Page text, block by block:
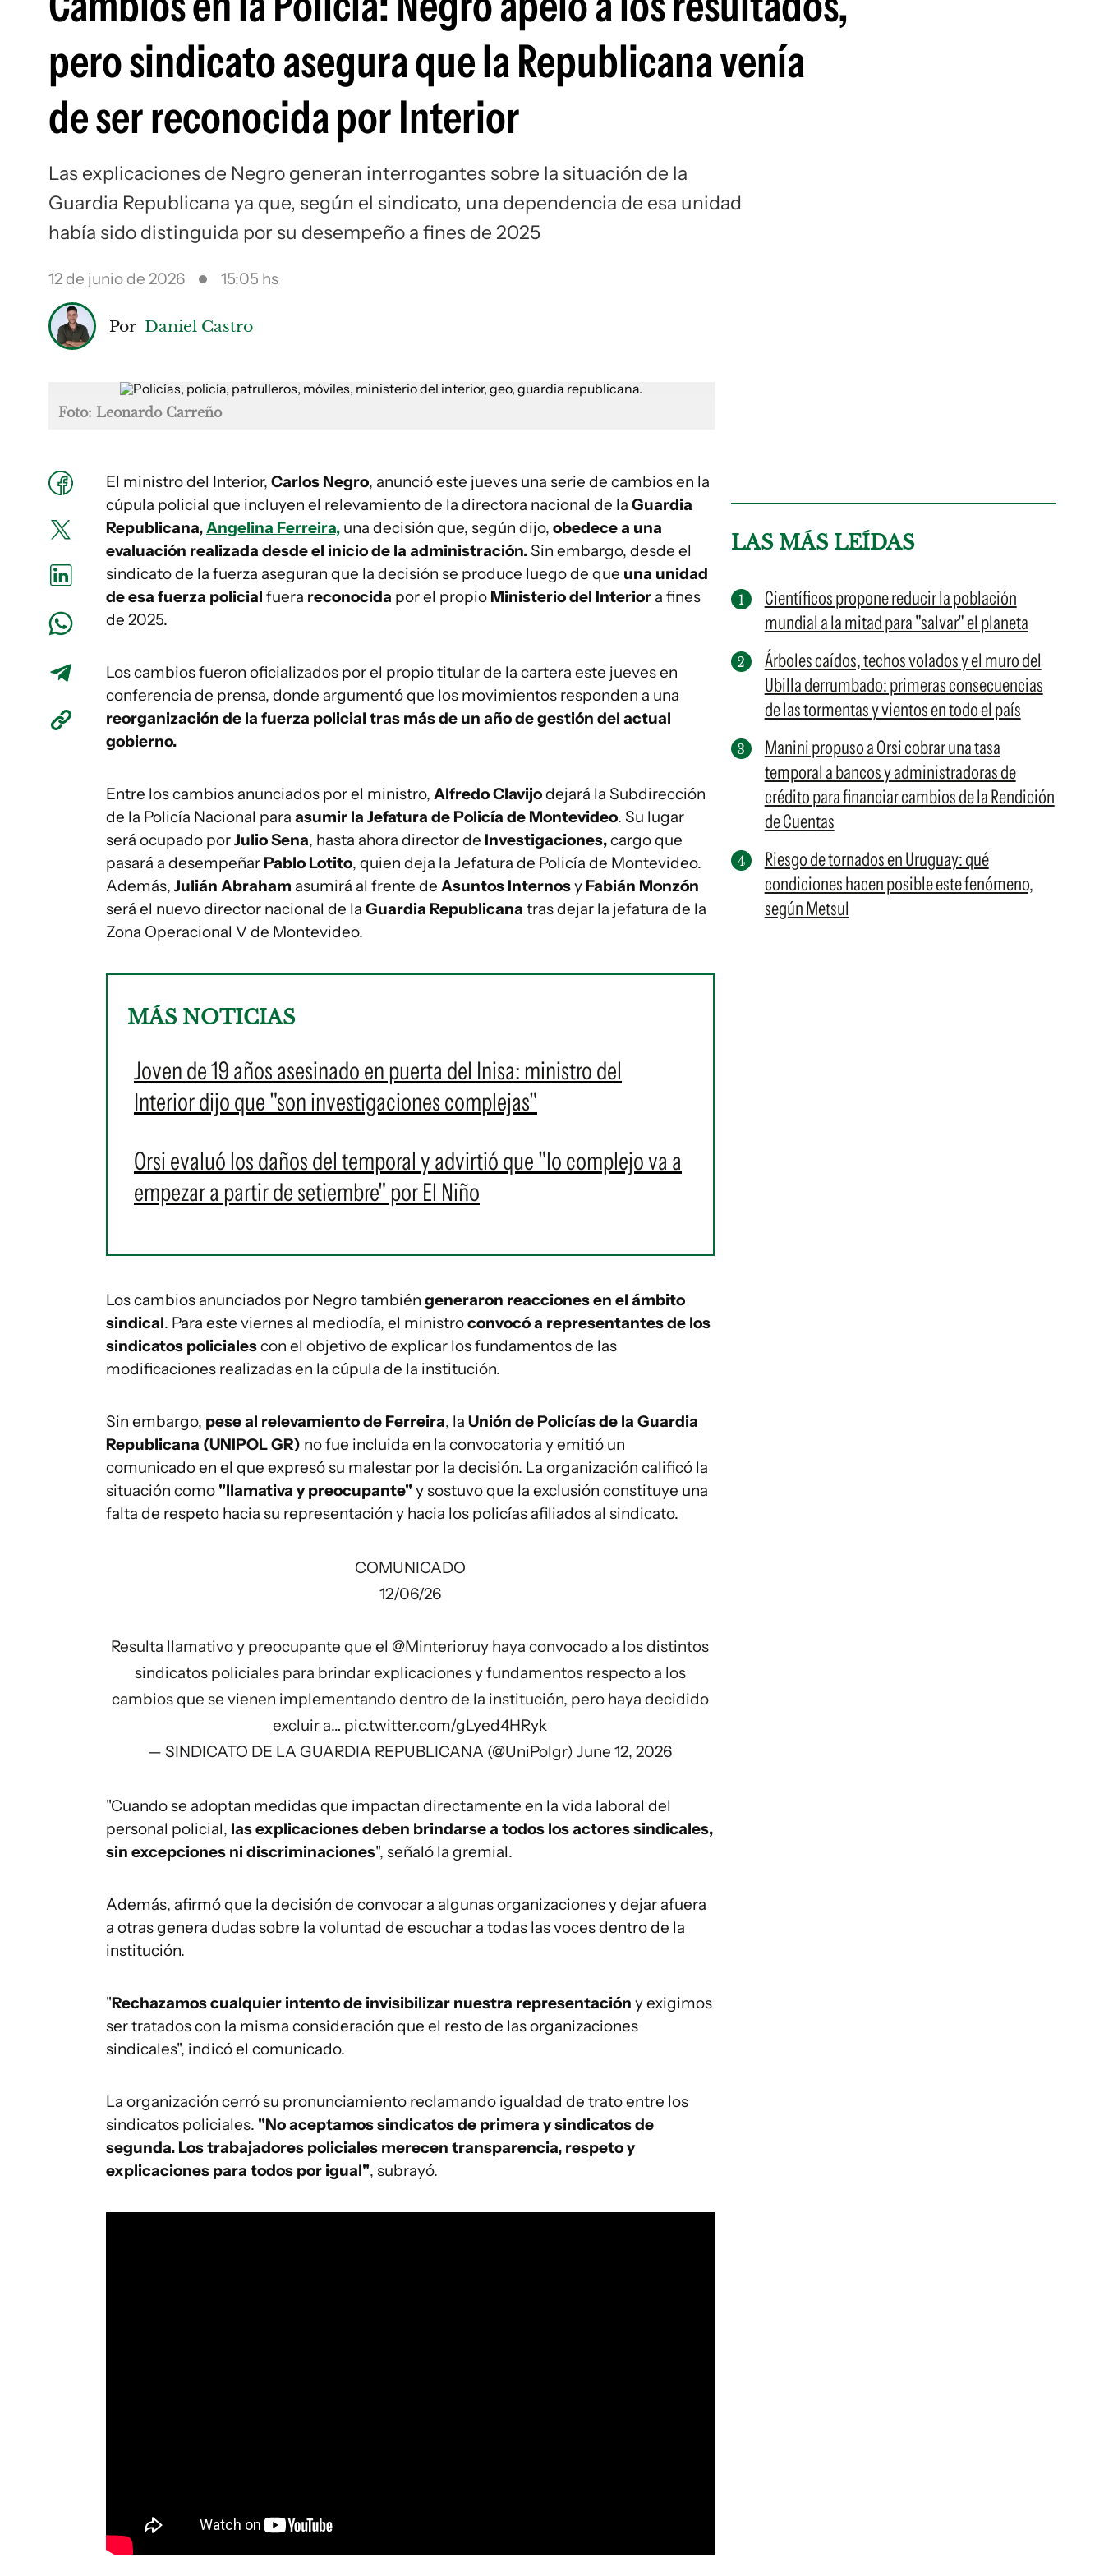
pero sindicato asegura que la Republicana venía
de ser reconocida por Interior
Las explicaciones de Negro generan interrogantes sobre la situación de la
Guardia Republicana ya que, según el sindicato, una dependencia de esa unidad
había sido distinguida por su desempeño a fines de 2025
12 de junio de 2026 15:05 hs
Por Daniel Castro
Foto: Leonardo Carreño
El ministro del Interior, Carlos Negro, anunció este jueves una serie de cambios en la
cúpula policial que incluyen el relevamiento de la directora nacional de la Guardia
Republicana,Angelina Ferreira, una decisión que, según dijo, obedece a una
evaluación realizada desde el inicio de la administración. Sin embargo, desde el
sindicato de la fuerza aseguran que la decisión se produce luego de que una unidad
de esa fuerza policial fuera reconocida por el propio Ministerio del Interior a fines
de 2025.
Los cambios fueron oficializados por el propio titular de la cartera este jueves en
conferencia de prensa, donde argumentó que los movimientos responden a una
reorganización de la fuerza policial tras más de un año de gestión del actual
gobierno.
Entre los cambios anunciados por el ministro, Alfredo Clavijodejará la Subdirección
de la Policía Nacional para asumir la Jefatura de Policía de Montevideo. Su lugar
será ocupado porJulio Sena, hasta ahora director de Investigaciones,cargo que
pasará a desempeñar Pablo Lotito, quien deja la Jefatura de Policía de Montevideo.
Además, Julián Abraham asumirá al frente de Asuntos Internosy Fabián Monzón
será el nuevo director nacional de la Guardia Republicana tras dejar la jefatura de la
Zona Operacional V de Montevideo.
MÁS NOTICIAS
Joven de 19 años asesinado en puerta del Inisa: ministro del
Interior dijo que "son investigaciones complejas"
Orsi evaluó los daños del temporal y advirtió que "lo complejo va a
empezar a partir de setiembre" por El Niño
Los cambios anunciados por Negro también generaron reacciones en el ámbito
sindical. Para este viernes al mediodía, el ministroconvocó a representantes de los
sindicatos policialescon el objetivo de explicar los fundamentos de las
modificaciones realizadas en la cúpula de la institución.
Sin embargo, pese al relevamiento de Ferreira, la Unión de Policías de la Guardia
Republicana (UNIPOL GR) no fue incluida en la convocatoria y emitió un
comunicado en el que expresó su malestar por la decisión. La organización calificó la
situación como "llamativa y preocupante"y sostuvo que la exclusión constituye una
falta de respeto hacia su representación y hacia los policías afiliados al sindicato.
COMUNICADO
12/06/26
Resulta llamativo y preocupante que el @Minterioruy haya convocado a los distintos
sindicatos policiales para brindar explicaciones y fundamentos respecto a los
cambios que se vienen implementando dentro de la institución, pero haya decidido
excluir a… pic.twitter.com/gLyed4HRyk
— SINDICATO DE LA GUARDIA REPUBLICANA (@UniPolgr)June 12, 2026
"Cuando se adoptan medidas que impactan directamente en la vida laboral del
personal policial, las explicaciones deben brindarse a todos los actores sindicales,
sin excepciones ni discriminaciones", señaló la gremial.
Además, afirmó que la decisión de convocar a algunas organizaciones y dejar afuera
a otras genera dudas sobre la voluntad de escuchar a todas las voces dentro de la
institución.
"Rechazamos cualquier intento de invisibilizar nuestra representación y exigimos
ser tratados con la misma consideración que el resto de las organizaciones
sindicales", indicó el comunicado.
La organización cerró su pronunciamiento reclamando igualdad de trato entre los
sindicatos policiales. "No aceptamos sindicatos de primera y sindicatos de
segunda. Los trabajadores policiales merecen transparencia, respeto y
explicaciones para todos por igual", subrayó.
LAS MÁS LEÍDAS
Científicos propone reducir la población
mundial a la mitad para "salvar" el planeta
Árboles caídos, techos volados y el muro del
Ubilla derrumbado: primeras consecuencias
de las tormentas y vientos en todo el país
Manini propuso a Orsi cobrar una tasa
temporal a bancos y administradoras de
crédito para financiar cambios de la Rendición
de Cuentas
Riesgo de tornados en Uruguay: qué
condiciones hacen posible este fenómeno,
según Metsul